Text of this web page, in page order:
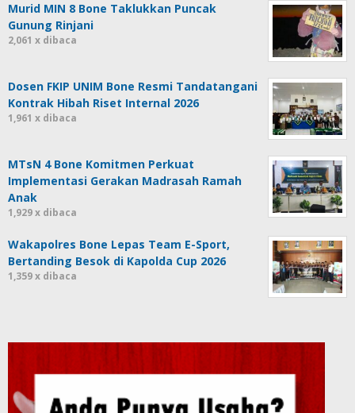
Murid MIN 8 Bone Taklukkan Puncak
Gunung Rinjani
2,061 x dibaca
Dosen FKIP UNIM Bone Resmi Tandatangani
Kontrak Hibah Riset Internal 2026
1,961 x dibaca
MTsN 4 Bone Komitmen Perkuat
Implementasi Gerakan Madrasah Ramah
Anak
1,929 x dibaca
Wakapolres Bone Lepas Team E-Sport,
Bertanding Besok di Kapolda Cup 2026
1,359 x dibaca